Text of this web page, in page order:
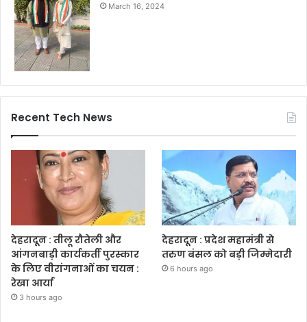
March 16, 2024
Recent Tech News
देहरादून : तीलू रौतेली और
आंगनबाड़ी कार्यकर्ती पुरस्कार
के लिए वीरांगनाओं का चयन :
रेखा आर्या
3 hours ago
देहरादून : प्रदेश महामंत्री से
तरुण बंसल को बड़ी जिम्मेदारी
6 hours ago